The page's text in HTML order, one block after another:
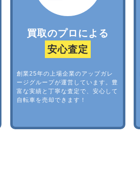
買取のプロによる
安心査定
創業25年の上場企業のアップガレ
ージグループが運営しています。豊
富な実績と丁寧な査定で、安心して
自転車を売却できます！